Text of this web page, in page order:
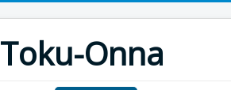
Toku-Onna